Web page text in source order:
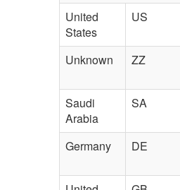
United
States
US
Unknown ZZ
Saudi
Arabia
SA
Germany DE